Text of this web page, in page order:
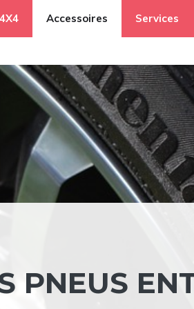
Accessoires Services
PNEUS